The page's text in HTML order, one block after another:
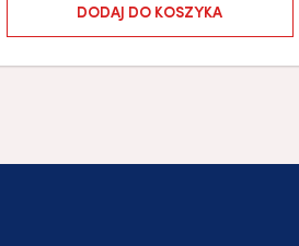
DODAJ DO KOSZYKA